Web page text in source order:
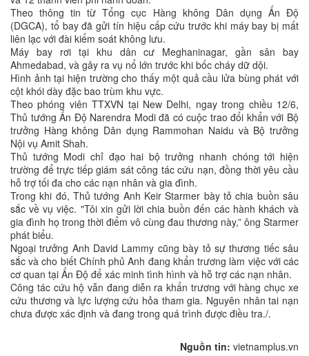
Theo thông tin từ Tổng cục Hàng không Dân dụng Ấn Độ
(DGCA), tổ bay đã gửi tín hiệu cấp cứu trước khi máy bay bị mất
liên lạc với đài kiểm soát không lưu.
Máy bay rơi tại khu dân cư Meghaninagar, gần sân bay
Ahmedabad, và gây ra vụ nổ lớn trước khi bốc cháy dữ dội.
Hình ảnh tại hiện trường cho thấy một quả cầu lửa bùng phát với
cột khói dày đặc bao trùm khu vực.
Theo phóng viên TTXVN tại New Delhi, ngay trong chiều 12/6,
Thủ tướng Ấn Độ Narendra Modi đã có cuộc trao đổi khẩn với Bộ
trưởng Hàng không Dân dụng Rammohan Naidu và Bộ trưởng
Nội vụ Amit Shah.
Thủ tướng Modi chỉ đạo hai bộ trưởng nhanh chóng tới hiện
trường để trực tiếp giám sát công tác cứu nạn, đồng thời yêu cầu
hỗ trợ tối đa cho các nạn nhân và gia đình.
Trong khi đó, Thủ tướng Anh Keir Starmer bày tỏ chia buồn sâu
sắc về vụ việc. "Tôi xin gửi lời chia buồn đến các hành khách và
gia đình họ trong thời điểm vô cùng đau thương này,” ông Starmer
phát biểu.
Ngoại trưởng Anh David Lammy cũng bày tỏ sự thương tiếc sâu
sắc và cho biết Chính phủ Anh đang khẩn trương làm việc với các
cơ quan tại Ấn Độ để xác minh tình hình và hỗ trợ các nạn nhân.
Công tác cứu hộ vẫn đang diễn ra khẩn trương với hàng chục xe
cứu thương và lực lượng cứu hỏa tham gia. Nguyên nhân tai nạn
chưa được xác định và đang trong quá trình được điều tra./.
Nguồn tin: vietnamplus.vn